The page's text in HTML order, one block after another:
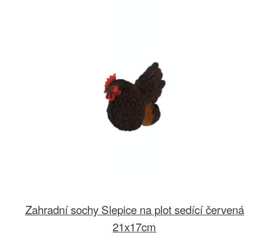
Zahradní sochy Slepice na plot sedící červená
21x17cm